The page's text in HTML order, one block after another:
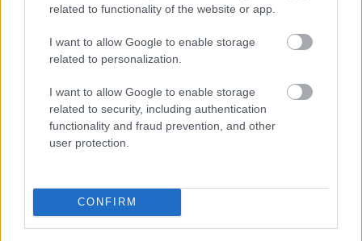
related to functionality of the website or app.
I want to allow Google to enable storage
related to personalization.
I want to allow Google to enable storage
related to security, including authentication
functionality and fraud prevention, and other
user protection.
CONFIRM
Καραμέλα μέντα Λάβδας
8,80
Tulip
οι φωτογραφίες είναι ενδεικτικές οι φωτογραφίες είναι ενδεικτικές